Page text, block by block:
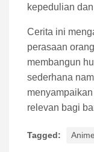
kepedulian
Cerita ini
perasaan
membangun
sederhana
relevan bagi
Tagged: Anime